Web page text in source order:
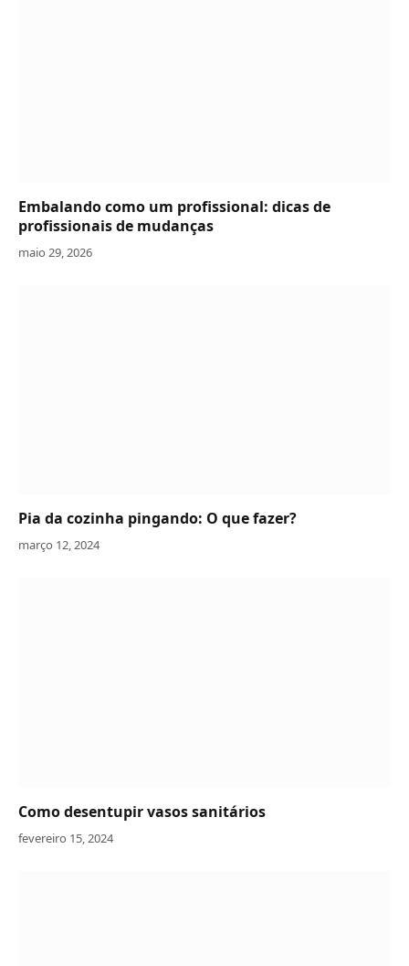
Embalando como um profissional: dicas de
profissionais de mudanças
maio 29, 2026
Pia da cozinha pingando: O que fazer?
março 12, 2024
Como desentupir vasos sanitários
fevereiro 15, 2024